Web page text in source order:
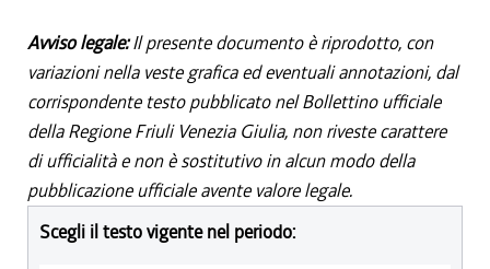
Avviso legale:Il presente documento è riprodotto, con
variazioni nella veste grafica ed eventuali annotazioni, dal
corrispondente testo pubblicato nel Bollettino ufficiale
della Regione Friuli Venezia Giulia, non riveste carattere
di ufficialità e non è sostitutivo in alcun modo della
pubblicazione ufficiale avente valore legale.
Scegli il testo vigente nel periodo: